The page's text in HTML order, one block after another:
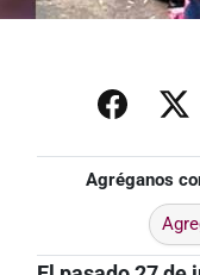
Agréganos